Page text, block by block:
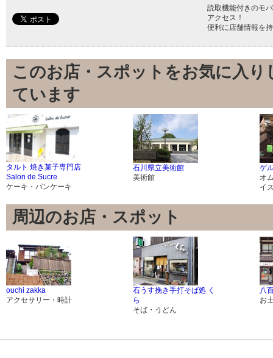
読取機能付きのモ
アクセス！
便利に店舗情報を
このお店・スポットをお気に入
ています
タルト 焼き菓子専門店
Salon de Sucre
ケーキ・パンケーキ
石川県立美術館
美術館
ゲ
オ
イ
周辺のお店・スポット
ouchi zakka
アクセサリー・時計
石うす挽き手打そば処 く
ら
そば・うどん
八
お